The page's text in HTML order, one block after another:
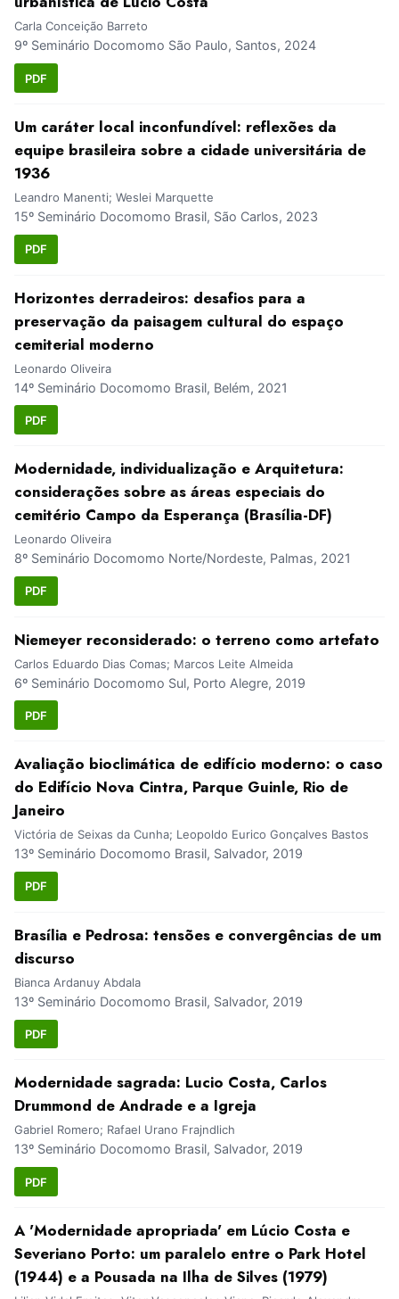
Carla Conceição Barreto
9º Seminário Docomomo São Paulo, Santos, 2024
PDF
Um caráter local inconfundível: reflexões da
equipe brasileira sobre a cidade universitária de
1936
Leandro Manenti; Weslei Marquette
15º Seminário Docomomo Brasil, São Carlos, 2023
PDF
Horizontes derradeiros: desafios para a
preservação da paisagem cultural do espaço
cemiterial moderno
Leonardo Oliveira
14º Seminário Docomomo Brasil, Belém, 2021
PDF
Modernidade, individualização e Arquitetura:
considerações sobre as áreas especiais do
cemitério Campo da Esperança (Brasília-DF)
Leonardo Oliveira
8º Seminário Docomomo Norte/Nordeste, Palmas, 2021
PDF
Niemeyer reconsiderado: o terreno como artefato
Carlos Eduardo Dias Comas; Marcos Leite Almeida
6º Seminário Docomomo Sul, Porto Alegre, 2019
PDF
Avaliação bioclimática de edifício moderno: o caso
do Edifício Nova Cintra, Parque Guinle, Rio de
Janeiro
Victória de Seixas da Cunha; Leopoldo Eurico Gonçalves Bastos
13º Seminário Docomomo Brasil, Salvador, 2019
PDF
Brasília e Pedrosa: tensões e convergências de um
discurso
Bianca Ardanuy Abdala
13º Seminário Docomomo Brasil, Salvador, 2019
PDF
Modernidade sagrada: Lucio Costa, Carlos
Drummond de Andrade e a Igreja
Gabriel Romero; Rafael Urano Frajndlich
13º Seminário Docomomo Brasil, Salvador, 2019
PDF
A 'Modernidade apropriada' em Lúcio Costa e
Severiano Porto: um paralelo entre o Park Hotel
(1944) e a Pousada na Ilha de Silves (1979)